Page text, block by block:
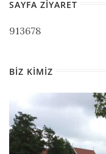
SAYFA ZIYARET
913678
BIZ KIMIZ